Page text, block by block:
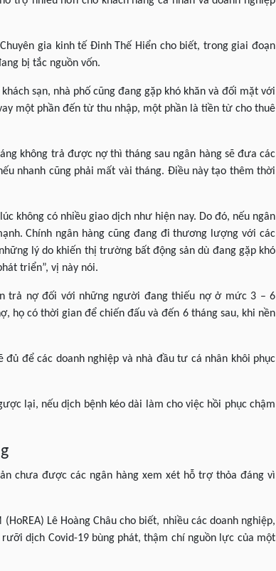
gia kinh tế Đinh Thế Hiển cho biết, trong giai đoạn
bị tắc nguồn vốn.
sạn, nhà phố cũng đang gặp khó khăn và đối mặt với
một phần đến từ thu nhập, một phần là tiền từ cho thuê
không trả được nợ thì tháng sau ngân hàng sẽ đưa các
nhanh cũng phải mất vài tháng. Điều này tạo thêm thời
không có nhiều giao dịch như hiện nay. Do đó, nếu ngân
Chính ngân hàng cũng đang đi thương lượng với các
lý do khiến thị trường bất động sản dù đang gặp khó
triển”, vị này nói.
trả nợ đối với những người đang thiếu nợ ở mức 3 – 6
có thời gian để chiến đấu và đến 6 tháng sau, khi nền
để các doanh nghiệp và nhà đầu tư cá nhân khôi phục
lại, nếu dịch bệnh kéo dài làm cho việc hồi phục chậm
chưa được các ngân hàng xem xét hỗ trợ thỏa đáng vì
Lê Hoàng Châu cho biết, nhiều các doanh nghiệp,
dịch Covid-19 bùng phát, thậm chí nguồn lực của một